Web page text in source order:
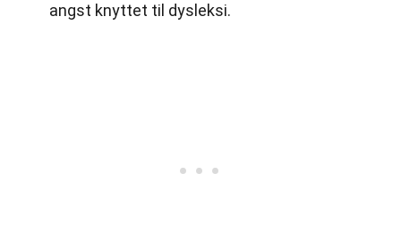
angst knyttet til dysleksi.